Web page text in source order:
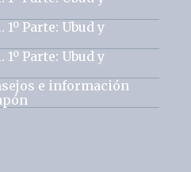
Parte: Ubud y
Parte: Ubud y
e información